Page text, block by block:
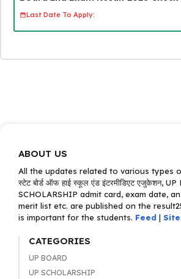
Last Date To Apply:
ABOUT US
All the updates related to various types of
स्टेट बोर्ड ऑफ हाई स्कूल एंड इंटरमीडिएट एजुकेशन,
SCHOLARSHIP admit card, exam date,
merit list etc. are published on the
is important for the students. Feed |
CATEGORIES
UP BOARD
UP SCHOLARSHIP